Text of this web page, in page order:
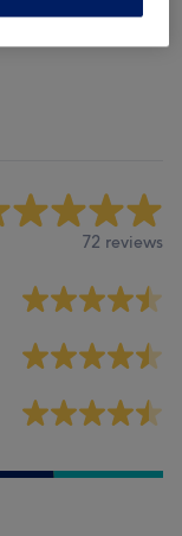
€105
72 reviews